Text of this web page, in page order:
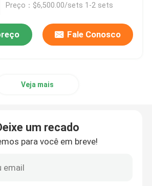
Preço：$6,500.00/sets 1-2 sets
Fale Conosco
Veja mais
um recado
para você em breve!